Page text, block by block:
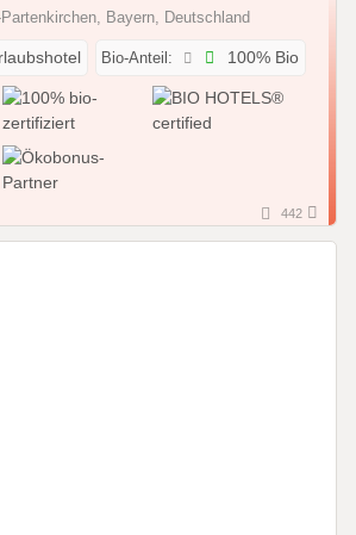
Bayern, Deutschland
Bio-Anteil: 100% Bio
442